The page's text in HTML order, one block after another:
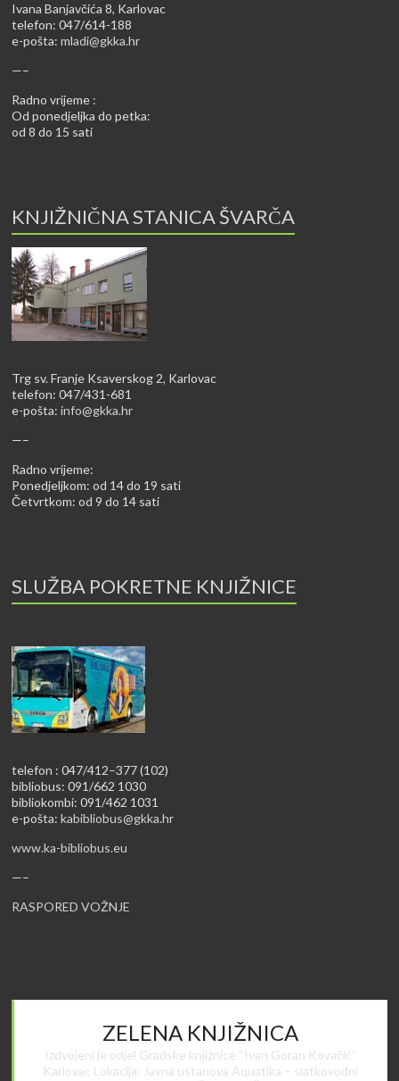
Ivana Banjavčića 8, Karlovac
telefon: 047/614-188
e-pošta:mladi@gkka.hr
—–
Radno vrijeme :
Od ponedjeljka do petka:
od 8 do 15 sati
KNJIŽNIČNA STANICA ŠVARČA
Trg sv. Franje Ksaverskog 2, Karlovac
telefon: 047/431-681
e-pošta:info@gkka.hr
—–
Radno vrijeme:
Ponedjeljkom: od 14 do 19 sati
Četvrtkom: od 9 do 14 sati
SLUŽBA POKRETNE KNJIŽNICE
telefon : 047/412–377 (102)
bibliobus: 091/662 1030
bibliokombi: 091/462 1031
e-pošta:kabibliobus@gkka.hr
www.ka-bibliobus.eu
—–
RASPORED VOŽNJE
ZELENA KNJIŽNICA
Izdvojeni je odjel Gradske knjižnice “Ivan Goran Kovačić”
Karlovac Lokacija: Javna ustanova Aquatika – slatkovodni